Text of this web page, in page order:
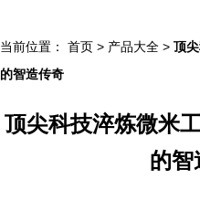
当前位置： 首页 > 产品大全 > 顶
的智造传奇
顶尖科技淬炼微米
的智